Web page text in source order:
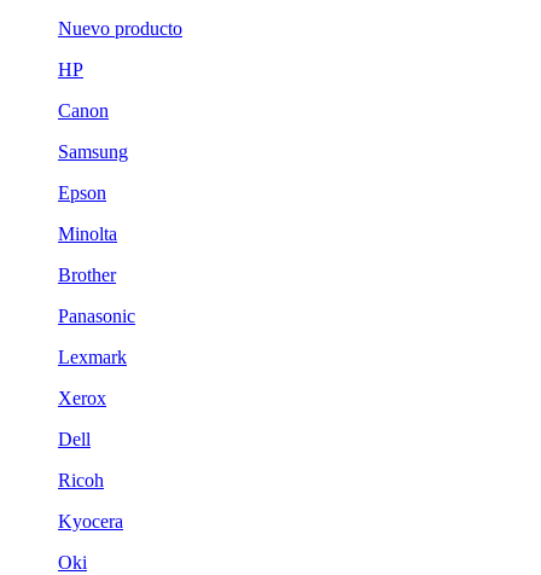
Nuevo producto
HP
Canon
Samsung
Epson
Minolta
Brother
Panasonic
Lexmark
Xerox
Dell
Ricoh
Kyocera
Oki